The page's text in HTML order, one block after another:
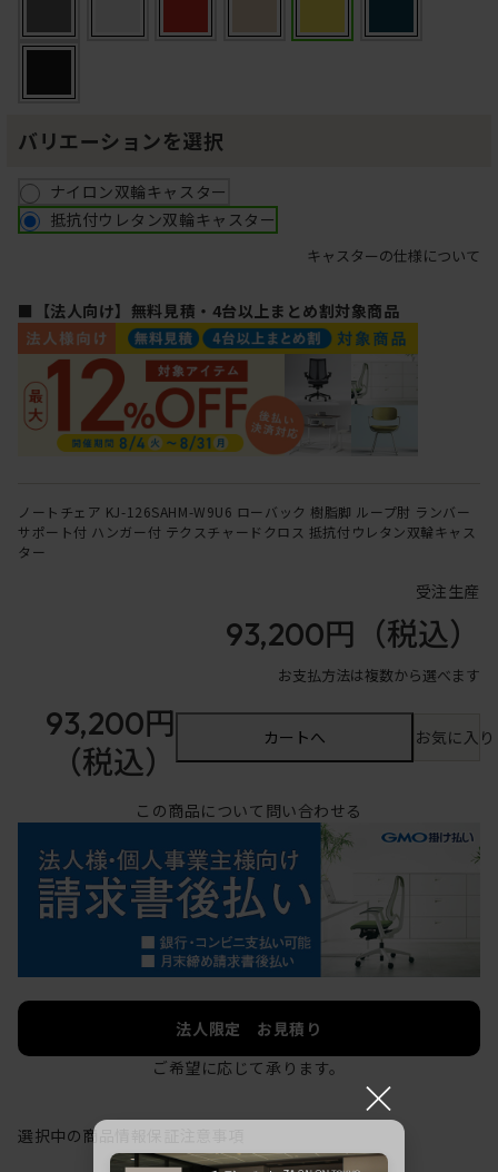
バリエーションを選択
ナイロン双輪キャスター
抵抗付ウレタン双輪キャスター
キャスターの仕様について
■【法人向け】無料見積・4台以上まとめ割対象商品
ノートチェア KJ-126SAHM-W9U6 ローバック 樹脂脚 ループ肘 ランバー
サポート付 ハンガー付 テクスチャードクロス 抵抗付ウレタン双輪キャス
ター
受注生産
93,200円 （税込）
お支払方法は複数から選べます
93,200円
（税込）
カートへ お気に入
この商品について問い合わせる
法人限定 お見積り
ご希望に応じて承ります。
選択中の商品情報
×